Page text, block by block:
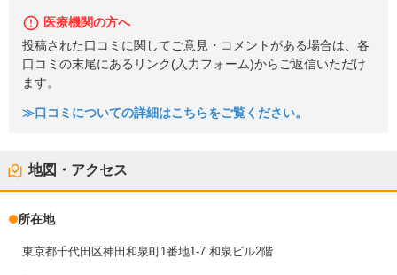
医療機関の方へ
投稿された口コミに関してご意見・コメントがある場合は、各
口コミの末尾にあるリンク(入力フォーム)からご返信いただけ
ます。
≫口コミについての詳細はこちらをご覧ください。
地図・アクセス
所在地
東京都千代田区神田和泉町1番地1-7 和泉ビル2階